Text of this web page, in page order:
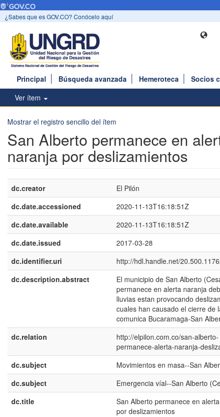
¿Sabes que es GOV.CO? Conócelo aquí
Principal Búsqueda avanzada Hemeroteca
Socios
Ver ítem
Mostrar el registro sencillo del ítem
San Alberto permanece en
naranja por deslizamientos
dc.creator
El Pilón
dc.date.accessioned
2020-11-13T16:18:51Z
dc.date.available
2020-11-13T16:18:51Z
dc.date.issued
2017-03-28
dc.identifier.uri
http://hdl.handle.net/
dc.description.abstract
El municipio de San Alberto
permanece en alerta naranja
lluvias estan provocando
cuales han causado el cierre de
comunica Bucaramaga-San
dc.relation
http://elpilon.com.co/san-alberto-
permanece-alerta-naranja-
dc.subject
Movimientos en masa--San
dc.subject
Emergencia víal--San Alberto
dc.title
San Alberto permanece en
por deslizamientos